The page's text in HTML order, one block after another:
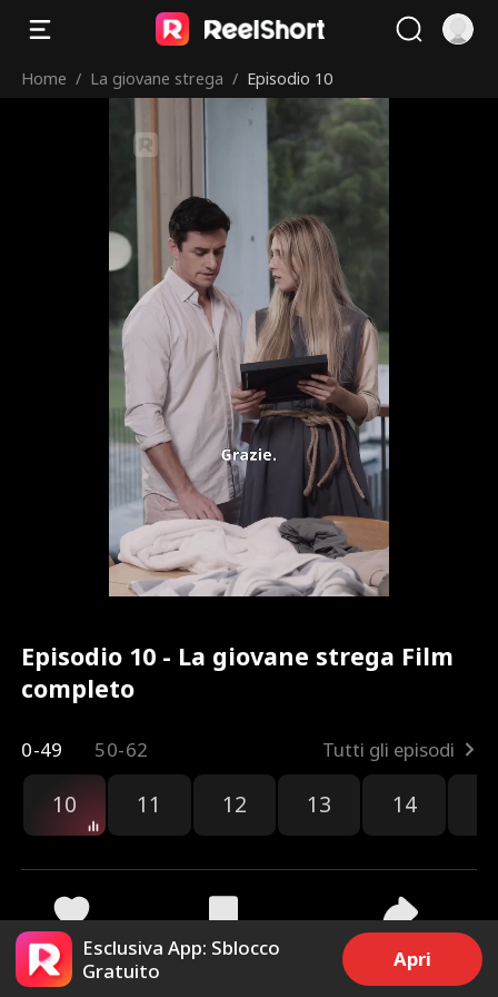
Home / La giovane strega / Episodio 10
Episodio 10 - La giovane strega Film
completo
0-49 50-62 Tutti gli episodi
10 11 12 13 14
81 1.8k Condividi
Esclusiva App: Sblocco
Gratuito
Apri